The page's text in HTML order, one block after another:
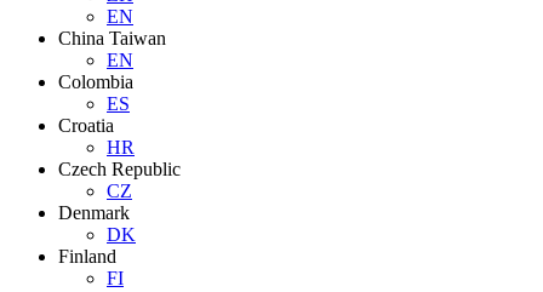
EN
China Taiwan
EN
Colombia
ES
Croatia
HR
Czech Republic
CZ
Denmark
DK
Finland
FI